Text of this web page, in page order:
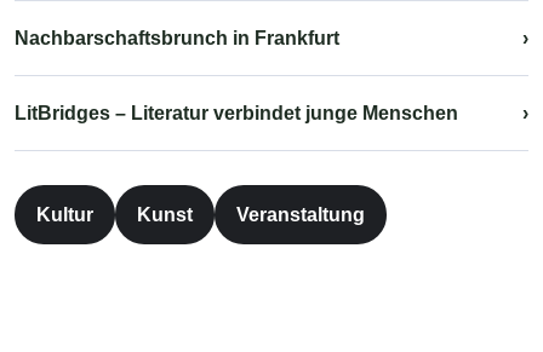
Nachbarschaftsbrunch in Frankfurt ›
LitBridges – Literatur verbindet junge Menschen ›
Kultur Kunst Veranstaltung